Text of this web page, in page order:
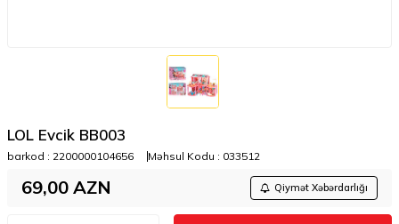
LOL Evcik BB003
barkod : 2200000104656 Məhsul Kodu : 033512
69,00 AZN Qiymət Xəbərdarlığı